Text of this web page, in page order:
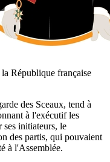
République française
des Sceaux, tend à
à l'exécutif les
ses initiateurs, le
des partis, qui pouvaient
à l'Assemblée.